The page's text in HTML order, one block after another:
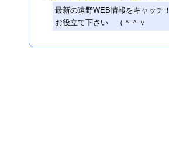
最新の遠野WEB情報をキャッチ！
お役立て下さい （＾＾ｖ